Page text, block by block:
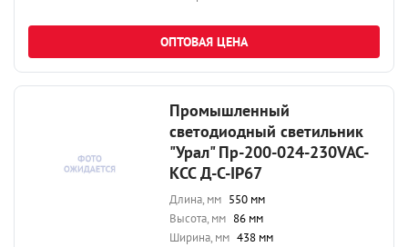
ОПТОВАЯ ЦЕНА
Промышленный
светодиодный светильник
"Урал" Пр-200-024-230VAC-
КСС Д-С-IP67
Длина, мм 550 мм
Высота, мм 86 мм
Ширина, мм 438 мм